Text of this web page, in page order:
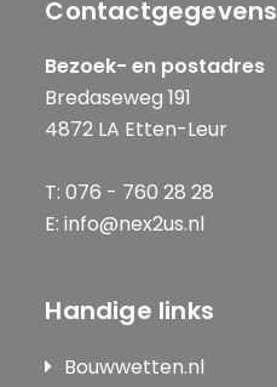
Contactgegevens
Bezoek- en postadres
Bredaseweg 191
4872 LA Etten-Leur
T: 076 - 760 28 28
E: info@nex2us.nl
Handige links
Bouwwetten.nl